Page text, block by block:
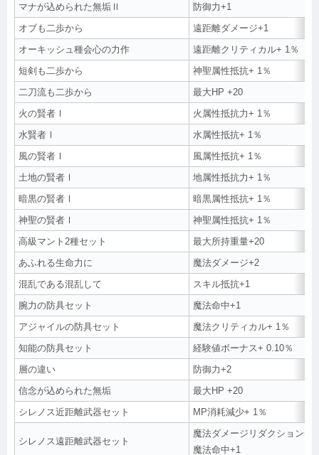
マナが込められた無垢Ⅱ
防御力+1
オブも二歩から
遠距離ダメージ+1
オーキッシュ種会心の力作
遠距離クリティカル+ 1％
短剣も二歩から
神聖属性抵抗+ 1％
二刀流も二歩から
最大HP +20
火の賢者Ⅰ
火属性抵抗力+ 1％
水賢者Ⅰ
水属性抵抗+ 1％
風の賢者Ⅰ
風属性抵抗+ 1％
土地の賢者Ⅰ
地属性抵抗力+ 1％
暗黒の賢者Ⅰ
暗黒属性抵抗+ 1％
神聖の賢者Ⅰ
神聖属性抵抗+ 1％
高級マント2種セット
最大所持重量+20
あふれる生命力に
魔法ダメージ+2
混乱である混乱して
スキル抵抗+1
腕力の防具セット
魔法命中+1
アジャイルの防具セット
魔法クリティカル+ 1％
知能の防具セット
経験値ボーナス+ 0.10％
層の違い
防御力+2
信念が込められた無垢
最大HP +20
シレノス近距離武器セット
MP消耗減少+ 1％
シレノス遠距離武器セット
魔法ダメージリダクション+1
魔法命中+1